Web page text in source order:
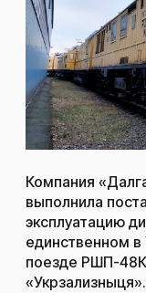
Компания
выполнила
эксплуатацию
единственном
поезде РШП-
«Укрзализныця».